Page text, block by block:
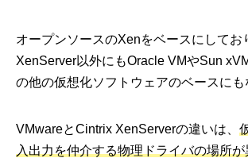
オープンソースのXenをベースにしてお
XenServer以外にもOracle VMやSun
の他の仮想化ソフトウェアのベースにも
VMwareとCintrix XenServerの違いは、
入出力を仲介する物理ドライバの場所が